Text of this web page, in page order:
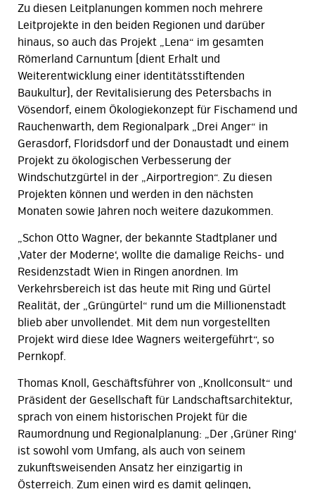
Zu diesen Leitplanungen kommen noch mehrere
Leitprojekte in den beiden Regionen und darüber
hinaus, so auch das Projekt „Lena“ im gesamten
Römerland Carnuntum (dient Erhalt und
Weiterentwicklung einer identitätsstiftenden
Baukultur), der Revitalisierung des Petersbachs in
Vösendorf, einem Ökologiekonzept für Fischamend und
Rauchenwarth, dem Regionalpark „Drei Anger“ in
Gerasdorf, Floridsdorf und der Donaustadt und einem
Projekt zu ökologischen Verbesserung der
Windschutzgürtel in der „Airportregion“. Zu diesen
Projekten können und werden in den nächsten
Monaten sowie Jahren noch weitere dazukommen.
„Schon Otto Wagner, der bekannte Stadtplaner und
‚Vater der Moderne‘, wollte die damalige Reichs- und
Residenzstadt Wien in Ringen anordnen. Im
Verkehrsbereich ist das heute mit Ring und Gürtel
Realität, der „Grüngürtel“ rund um die Millionenstadt
blieb aber unvollendet. Mit dem nun vorgestellten
Projekt wird diese Idee Wagners weitergeführt“, so
Pernkopf.
Thomas Knoll, Geschäftsführer von „Knollconsult“ und
Präsident der Gesellschaft für Landschaftsarchitektur,
sprach von einem historischen Projekt für die
Raumordnung und Regionalplanung: „Der ‚Grüner Ring‘
ist sowohl vom Umfang, als auch von seinem
zukunftsweisenden Ansatz her einzigartig in
Österreich. Zum einen wird es damit gelingen,